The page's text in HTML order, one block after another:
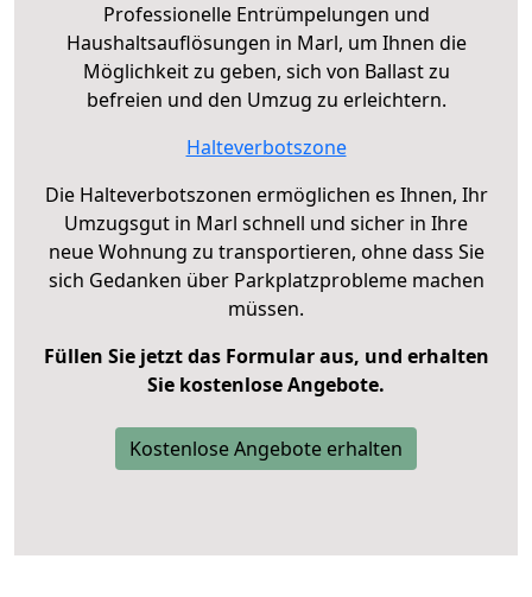
Professionelle Entrümpelungen und
Haushaltsauflösungen in Marl, um Ihnen die
Möglichkeit zu geben, sich von Ballast zu
befreien und den Umzug zu erleichtern.
Halteverbotszone
Die Halteverbotszonen ermöglichen es Ihnen, Ihr
Umzugsgut in Marl schnell und sicher in Ihre
neue Wohnung zu transportieren, ohne dass Sie
sich Gedanken über Parkplatzprobleme machen
müssen.
Füllen Sie jetzt das Formular aus, und erhalten
Sie kostenlose Angebote.
Kostenlose Angebote erhalten